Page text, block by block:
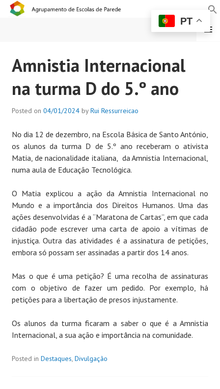
AGRUPAMENTO DE
ESCOLAS DE PAREDE
MENU
Amnistia Internacional
na turma D do 5.º ano
Posted on 04/01/2024 byRui Ressurreicao
No dia 12 de dezembro, na Escola Básica de Santo António,
os alunos da turma D de 5.º ano receberam o ativista
Matia, de nacionalidade italiana, da Amnistia Internacional,
numa aula de Educação Tecnológica.
O Matia explicou a ação da Amnistia Internacional no
Mundo e a importância dos Direitos Humanos. Uma das
ações desenvolvidas é a “Maratona de Cartas”, em que cada
cidadão pode escrever uma carta de apoio a vítimas de
injustiça. Outra das atividades é a assinatura de petições,
embora só possam ser assinadas a partir dos 14 anos.
Mas o que é uma petição? É uma recolha de assinaturas
com o objetivo de fazer um pedido. Por exemplo, há
petições para a libertação de presos injustamente.
Os alunos da turma ficaram a saber o que é a Amnistia
Internacional, a sua ação e importância na comunidade.
Posted in Destaques, Divulgação
PT